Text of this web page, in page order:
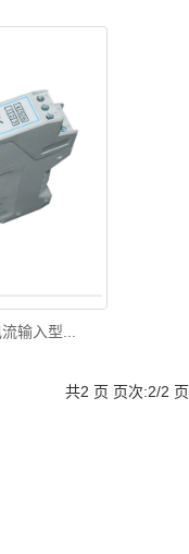
输入型...
共2 页 页次:2/2 页